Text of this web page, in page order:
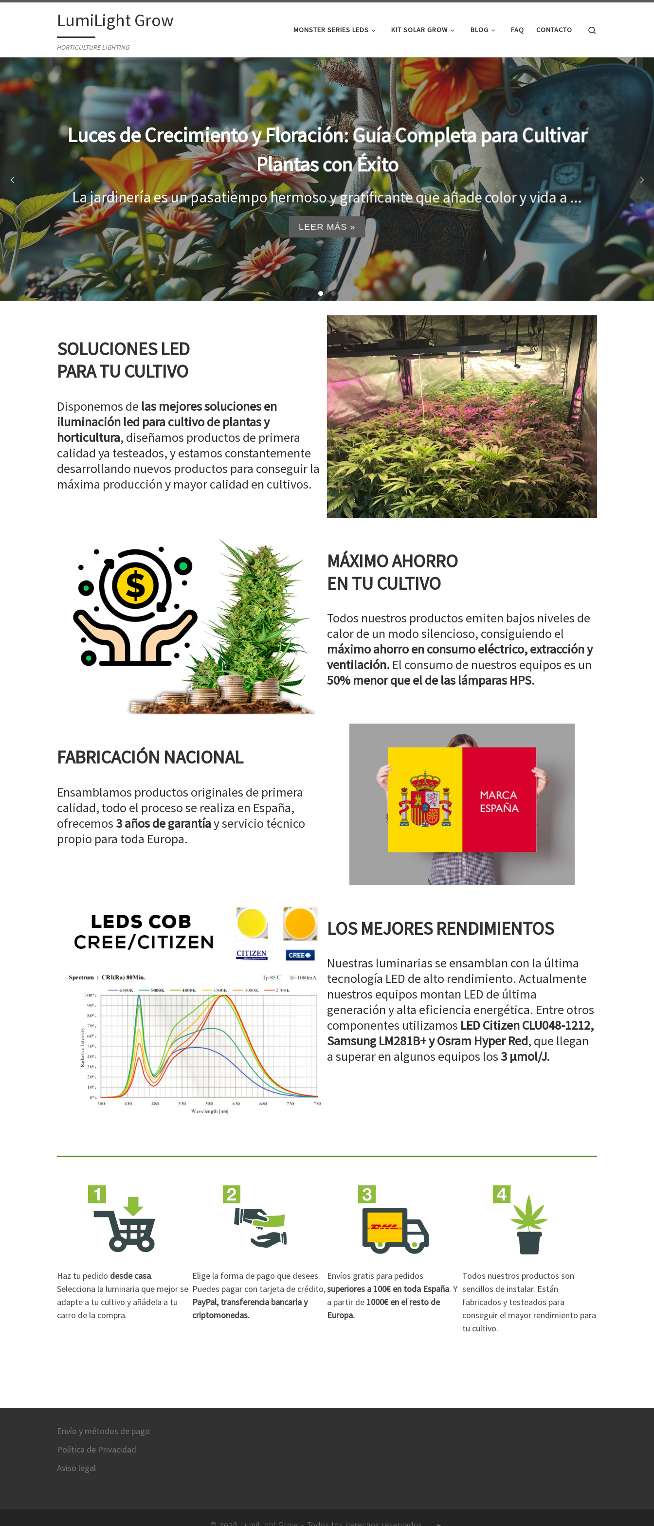
Skip to contentLumiLight Grow
HORTICULTURE LIGHTING
MONSTER SERIES LEDS KIT SOLAR GROW BLOG FAQ CONTACTO
Lámparas para indoor: la clave para un crecimiento óptimo de
tus plantas
Al cultivar plantas en el interior, es importante proporcionar el entorno adecuado
...
LEER MÁS »
SOLUCIONES LED
PARA TU CULTIVO
Disponemos de las mejores soluciones en
iluminación led para cultivo de plantas y
horticultura, diseñamos productos de primera
calidad ya testeados, y estamos constantemente
desarrollando nuevos productos para conseguir la
máxima producción y mayor calidad en cultivos.
MÁXIMO AHORRO
EN TU CULTIVO
Todos nuestros productos emiten bajos niveles de
calor de un modo silencioso, consiguiendo el
máximo ahorro en consumo eléctrico, extracción y
ventilación. El consumo de nuestros equipos es un
50% menor que el de las lámparas HPS.
FABRICACIÓN NACIONAL
Ensamblamos productos originales de primera
calidad, todo el proceso se realiza en España,
ofrecemos 3 años de garantíay servicio técnico
propio para toda Europa.
LOS MEJORES RENDIMIENTOS
Nuestras luminarias se ensamblan con la última
tecnología LED de alto rendimiento. Actualmente
nuestros equipos montan LED de última
generación y alta eficiencia energética. Entre otros
componentes utilizamos LED Citizen CLU048-1212,
Samsung LM281B+ y Osram Hyper Red, que llegan
a superar en algunos equipos los 3 µmol/J.
Haz tu pedido desde casa.
Selecciona la luminaria que mejor se
adapte a tu cultivo y añádela a tu
carro de la compra.
Elige la forma de pago que desees.
Puedes pagar con tarjeta de crédito,
PayPal, transferencia bancaria y
criptomonedas.
Envíos gratis para pedidos
superiores a 100€ en toda España. Y
a partir de 1000€ en el resto de
Europa.
Todos nuestros productos son
sencillos de instalar. Están
fabricados y testeados para
conseguir el mayor rendimiento para
tu cultivo.
Envío y métodos de pago
Política de Privacidad
Aviso legal